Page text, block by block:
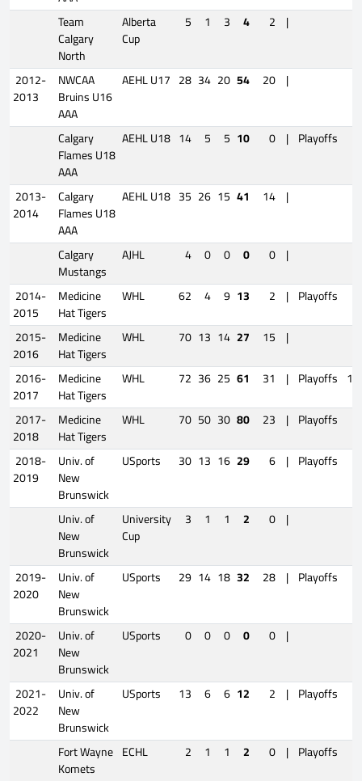
Team
Calgary
North
Alberta
Cup
5 1 3 4 2 |
2012-
2013
NWCAA
Bruins U16
AAA
AEHL U17 28 34 20 54 20 |
Calgary
Flames U18
AAA
AEHL U18 14 5 5 10 0 | Playoffs
2013-
2014
Calgary
Flames U18
AAA
AEHL U18 35 26 15 41 14 |
Calgary
Mustangs
AJHL 4 0 0 0 0 |
2014-
2015
Medicine
Hat Tigers
WHL 62 4 9 13 2 | Playoffs
2015-
2016
Medicine
Hat Tigers
WHL 70 13 14 27 15 |
2016-
2017
Medicine
Hat Tigers
WHL 72 36 25 61 31 | Playoffs 11
2017-
2018
Medicine
Hat Tigers
WHL 70 50 30 80 23 | Playoffs
2018-
2019
Univ. of
New
Brunswick
USports 30 13 16 29 6 | Playoffs
Univ. of
New
Brunswick
University
Cup
3 1 1 2 0 |
2019-
2020
Univ. of
New
Brunswick
USports 29 14 18 32 28 | Playoffs
2020-
2021
Univ. of
New
Brunswick
USports 0 0 0 0 0 |
2021-
2022
Univ. of
New
Brunswick
USports 13 6 6 12 2 | Playoffs
Fort Wayne
Komets
ECHL 2 1 1 2 0 | Playoffs